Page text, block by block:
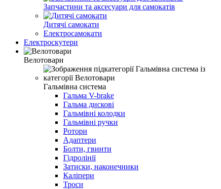
Запчастини та аксесуари для самокатів
Дитячі самокати
Електросамокати
Електроскутери
Велотовари
Гальмівна система
Гальма V-brake
Гальма дисковi
Гальмівні колодки
Гальмівні ручки
Ротори
Адаптери
Болти, гвинти
Гідролінії
Затиски, наконечники
Каліпери
Троси